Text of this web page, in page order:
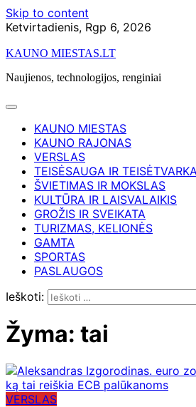
Skip to content
Ketvirtadienis, Rgp 6, 2026
KAUNO MIESTAS.LT
Naujienos, technologijos, renginiai
KAUNO MIESTAS
KAUNO RAJONAS
VERSLAS
TEISĖSAUGA IR
ŠVIETIMAS IR MOKSLAS
KULTŪRA IR LAISVALAIKIS
GROŽIS IR SVEIKATA
TURIZMAS, KELIONĖS
GAMTA
SPORTAS
PASLAUGOS
Ieškoti:
Žyma: tai
VERSLAS